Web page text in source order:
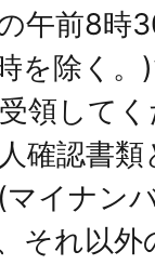
午前8時
を除く。
領して
確認書
イナン
それ以